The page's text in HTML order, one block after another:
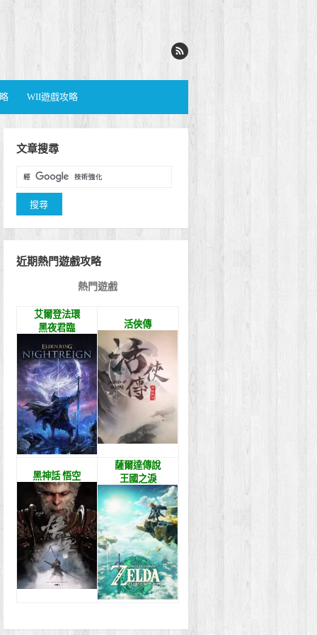
WII遊戲攻略
文章搜尋
近期熱門遊戲攻略
熱門遊戲
艾爾登法環
黑夜君臨
活俠傳
黑神話 悟空
薩爾達傳說
王國之淚